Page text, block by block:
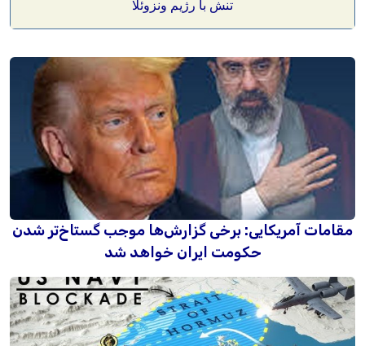
تنش با رژیم ونزوئلا
مقامات آمریکایی: برخی گزارش‌ها موجب گستاخ‌تر شدن
حکومت ایران خواهد شد